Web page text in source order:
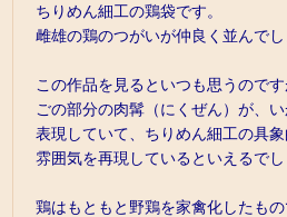
ちりめん細工の鶏袋です。
雌雄の鶏のつがいが仲良く並んでし
この作品を見るといつも思うので
ごの部分の肉髯（にくぜん）が、
表現していて、ちりめん細工の具
雰囲気を再現しているといえるでし
鶏はもともと野鶏を家禽化したも